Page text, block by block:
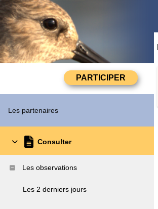
Les partenaires
Consulter
Les observations
Les 2 derniers jours